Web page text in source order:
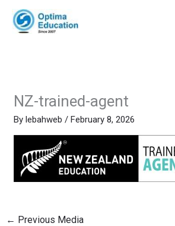
content
NZ-trained-agent
Bylebahweb/February 8, 2026
← Previous Media